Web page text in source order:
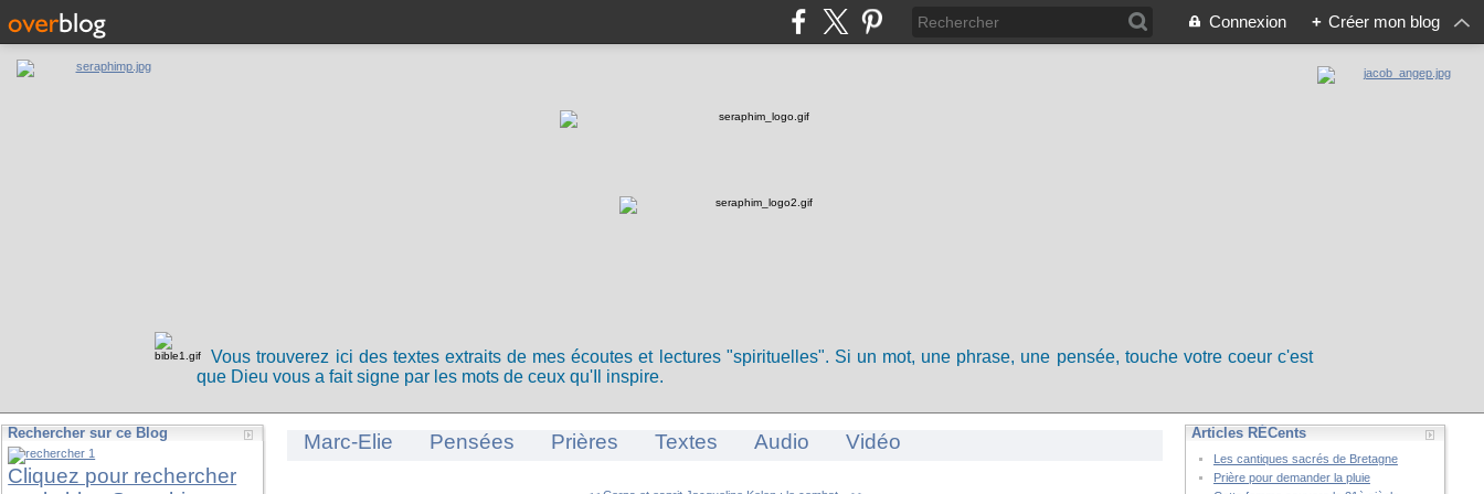
Connexion + Créer mon blog
Vous trouverez ici des textes extraits de mes écoutes et lectures "spirituelles". Si un mot, une phrase, une pensée, touche votre coeur c'est
que Dieu vous a fait signe par les mots de ceux qu'Il inspire.
Rechercher sur ce Blog
Cliquez pour rechercher
Marc-Elie Pensées Prières Textes Audio Vidéo Articles RÉCents
Les cantiques sacrés de Bretagne
Prière pour demander la pluie